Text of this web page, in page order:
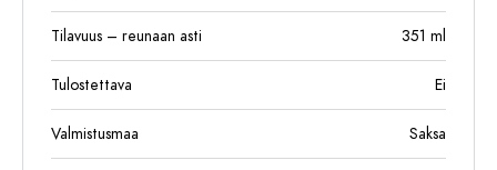
Tilavuus – reunaan asti 351 ml
Tulostettava Ei
Valmistusmaa Saksa